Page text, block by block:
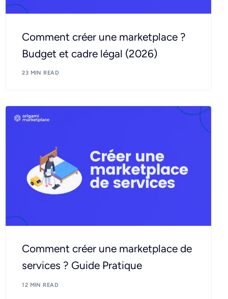
Comment créer une marketplace ?
Budget et cadre légal (2026)
23 MIN READ
Comment créer une marketplace de
services ? Guide Pratique
12 MIN READ